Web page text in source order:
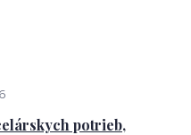
potrieb,